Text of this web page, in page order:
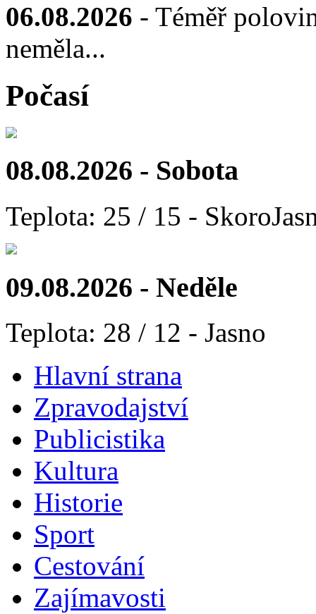
06.08.2026 - Téměř
neměla...
Počasí
08.08.2026 - Sobota
Teplota: 25 / 15 -
09.08.2026 - Neděle
Teplota: 28 / 12 - Jasno
Hlavní strana
Zpravodajství
Publicistika
Kultura
Historie
Sport
Cestování
Zajímavosti